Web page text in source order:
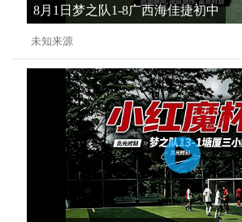
8月1日梦之队1-8广西海佳捷初中
未知来源